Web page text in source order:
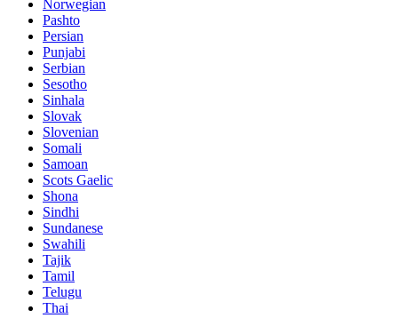
Norwegian
Pashto
Persian
Punjabi
Serbian
Sesotho
Sinhala
Slovak
Slovenian
Somali
Samoan
Scots Gaelic
Shona
Sindhi
Sundanese
Swahili
Tajik
Tamil
Telugu
Thai